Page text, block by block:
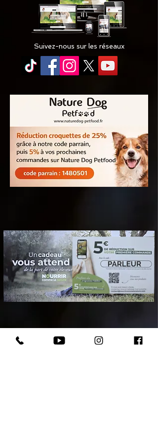
Suivez-nous sur les réseaux